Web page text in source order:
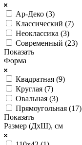
Ар-Деко (3)
Классический (7)
Неоклассика (3)
Современный (23)
Показать
Форма
Квадратная (9)
Круглая (7)
Овальная (3)
Прямоугольная (17)
Показать
Размер (ДхШ), см